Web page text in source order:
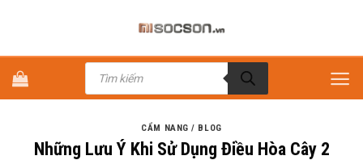
dung
Tìm
kiếm
phẩm
CẨM NANG / BLOG
Những Lưu Ý Khi Sử Dụng Điều Hòa Cây 2